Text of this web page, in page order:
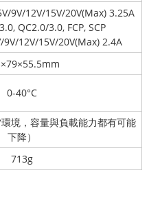
9V/12V/15V/20V(Max) 3.25A
QC2.0/3.0, FCP, SCP
9V/12V/15V/20V(Max) 2.4A
0-40°C
境，容量與負載能力都有可能
下降）
713g